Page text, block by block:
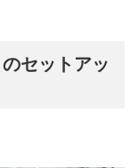
セットアッ